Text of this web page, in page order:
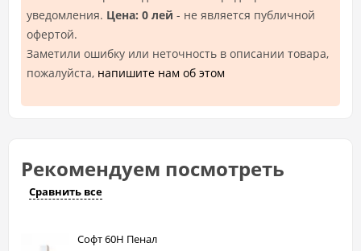
уведомления. Цена: 0 лей - не является публичной
офертой.
Заметили ошибку или неточность в описании товара,
пожалуйста, напишите нам об этом
Рекомендуем посмотреть
Сравнить все
Софт 60Н Пенал